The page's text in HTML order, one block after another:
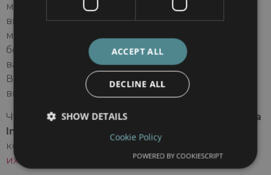
методы лечения. Если вы ищете
высококачественную, безопасную и доступную
медицинскую помощь за границей, лучшие
больницы и клиники в Барселоне — это то, что
вам нужно.
Barcelona International Hospitals
Возможно, эта группа станет для вас идеальным
выбором.
Чтобы узнать больше о преимуществах
Barcelona
International Hospitals
и запросить
консультацию.,
заполните контактную форму на
их сайте.
ACCEPT ALL
DECLINE ALL
SHOW DETAILS
Cookie Policy
POWERED BY COOKIESCRIPT